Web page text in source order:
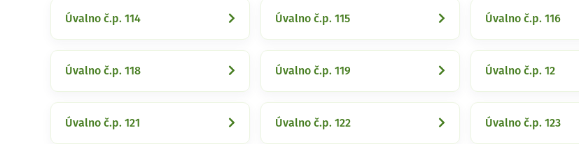
Úvalno č.p. 114 Úvalno č.p. 115 Úvalno č.p. 116
Úvalno č.p. 118 Úvalno č.p. 119 Úvalno č.p. 12
Úvalno č.p. 121 Úvalno č.p. 122 Úvalno č.p. 123